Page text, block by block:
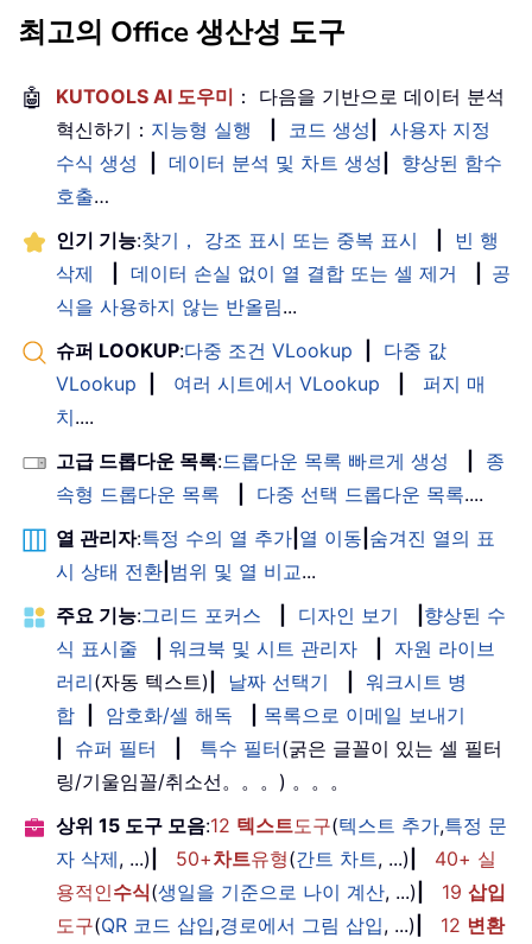
최고의 Office 생산성 도구
🤖 KUTOOLS AI 도우미 ： 다음을 기반으로 데이터 분석
혁신하기： 지능형 실행 코드 생성
사용자 지정
수식 생성
데이터 분석 및 차트 생성
향상된 함수
호출…
인기 기능:찾기， 강조 표시 또는 중복 표시
빈 행
삭제
데이터 손실 없이 열 결합 또는 셀 제거
공
식을 사용하지 않는 반올림...
슈퍼 LOOKUP:다중 조건 VLookup
다중 값
VLookup
여러 시트에서 VLookup
퍼지 매
치....
고급 드롭다운 목록:드롭다운 목록 빠르게 생성
종
속형 드롭다운 목록
다중 선택 드롭다운 목록....
열 관리자:특정 수의 열 추가 열 이동 숨겨진 열의 표
시 상태 전환 범위 및 열 비교...
주요 기능:그리드 포커스 디자인 보기
향상된 수
식 표시줄
워크북 및 시트 관리자
자원 라이브
러리(자동 텍스트) 날짜 선택기
워크시트 병
합
암호화/셀 해독
목록으로 이메일 보내기
슈퍼 필터 특수 필터(굵은 글꼴이 있는 셀 필터
링/기울임꼴/취소선。。。) 。。。
상위 15 도구 모음:12 텍스트도구(텍스트 추가,특정 문
자 삭제, ...) 50+차트유형(간트 차트, ...)
40+ 실
용적인수식(생일을 기준으로 나이 계산, ...) 19 삽입
도구(QR 코드 삽입,경로에서 그림 삽입, ...) 12 변환